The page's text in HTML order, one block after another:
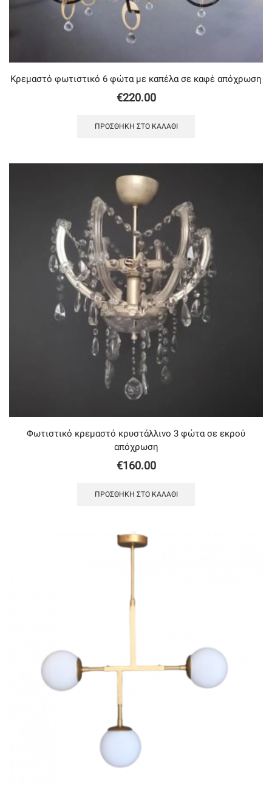
Κρεμαστό φωτιστικό 6 φώτα με καπέλα σε καφέ απόχρωση
€220.00
ΠΡΟΣΘΉΚΗ ΣΤΟ ΚΑΛΆΘΙ
Φωτιστικό κρεμαστό κρυστάλλινο 3 φώτα σε εκρού
απόχρωση
€160.00
ΠΡΟΣΘΉΚΗ ΣΤΟ ΚΑΛΆΘΙ